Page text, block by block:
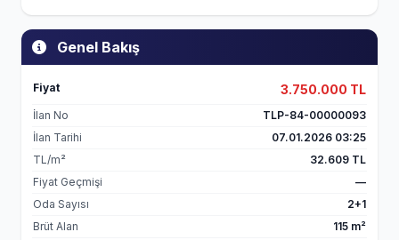
Genel Bakış
Fiyat 3.750.000 TL
İlan No
TLP-84-00000093
İlan Tarihi
07.01.2026 03:25
TL/m²
32.609 TL
Fiyat Geçmişi
—
Oda Sayısı
2+1
Brüt Alan
115 m²